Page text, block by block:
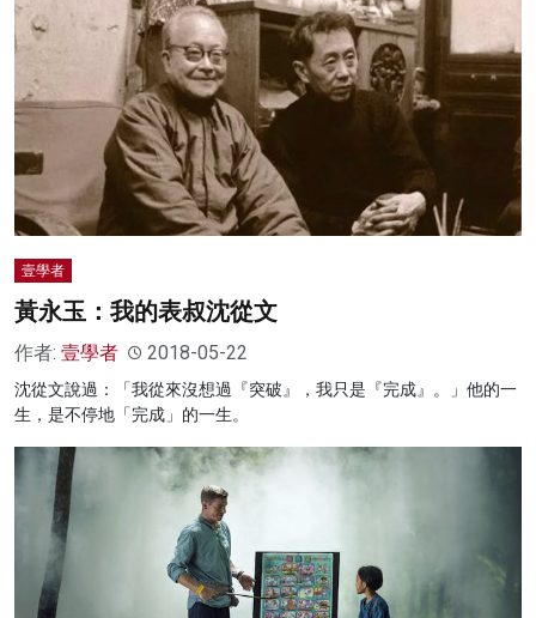
壹學者
黃永玉：我的表叔沈從文
作者: 壹學者 2018-05-22
沈從文說過：「我從來沒想過『突破』，我只是『完成』。」他的一
生，是不停地「完成」的一生。